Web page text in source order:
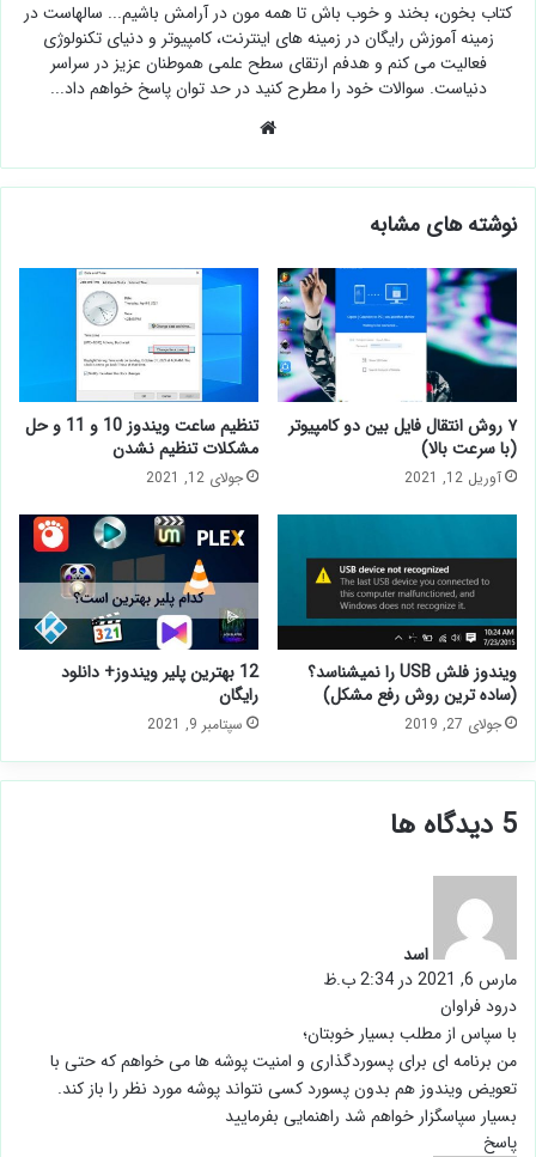
کتاب بخون، بخند و خوب باش تا همه مون در آرامش باشیم... سالهاست در
زمینه آموزش رایگان در زمینه های اینترنت، کامپیوتر و دنیای تکنولوژی
فعالیت می کنم و هدفم ارتقای سطح علمی هموطنان عزیز در سراسر
دنیاست. سوالات خود را مطرح کنید در حد توان پاسخ خواهم داد...
نوشته های مشابه
۷ روش انتقال فایل بین دو کامپیوتر
(با سرعت بالا)
آوریل 12, 2021
تنظیم ساعت ویندوز 10 و 11 و حل
مشکلات تنظیم نشدن
جولای 12, 2021
ویندوز فلش USB را نمیشناسد؟
(ساده ترین روش رفع مشکل)
جولای 27, 2019
12 بهترین پلیر ویندوز+ دانلود
رایگان
سپتامبر 9, 2021
‫5 دیدگاه ها
اسد
مارس 6, 2021 در 2:34 ب.ظ
درود فراوان
با سپاس از مطلب بسیار خوبتان؛
من برنامه ای برای پسوردگذاری و امنیت پوشه ها می خواهم که حتی با
تعویض ویندوز هم بدون پسورد کسی نتواند پوشه مورد نظر را باز کند.
بسیار سپاسگزار خواهم شد راهنمایی بفرمایید
پاسخ